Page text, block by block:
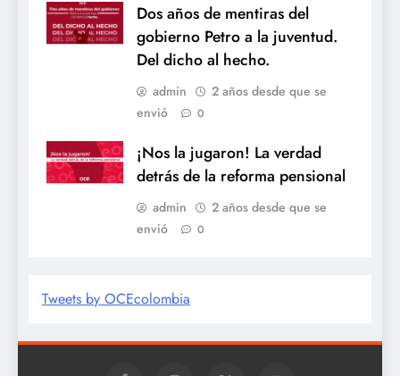
Dos años de mentiras del
gobierno Petro a la juventud.
Del dicho al hecho.
admin
2 años desde que se
envió
0
¡Nos la jugaron! La verdad
detrás de la reforma pensional
admin
2 años desde que se
envió
0
Tweets by OCEcolombia